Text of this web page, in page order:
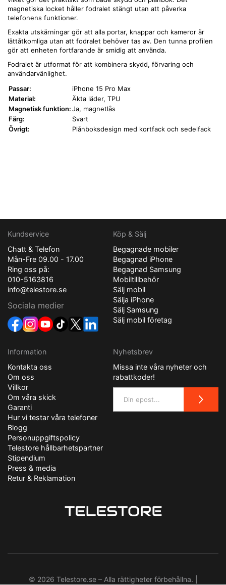
magnetiska locket håller fodralet stängt utan att påverka
telefonens funktioner.
Exakta utskärningar gör att alla portar, knappar och kameror är
lättåtkomliga utan att fodralet behöver tas av. Den tunna profilen
gör att enheten fortfarande är smidig att använda.
Fodralet är utformat för att kombinera skydd, förvaring och
användarvänlighet.
Passar:
iPhone 15 Pro Max
Material:
Äkta läder, TPU
Magnetisk funktion:Ja, magnetlås
Färg:
Svart
Övrigt:
Plånboksdesign med kortfack och sedelfack
Kundservice
Chatt & Telefon
Mån-Fre 09.00 - 17.00
Ring oss på:
010-5163816
info@telestore.se
Sociala medier
Köp & Sälj
Begagnade mobiler
Begagnad iPhone
Begagnad Samsung
Mobiltillbehör
Sälj mobil
Sälja iPhone
Sälj Samsung
Sälj mobil företag
Information
Kontakta oss
Om oss
Villkor
Om våra skick
Garanti
Hur vi testar våra telefoner
Blogg
Personuppgiftspolicy
Telestore hållbarhetspartner
Stipendium
Press & media
Retur & Reklamation
Nyhetsbrev
Missa inte våra nyheter och
rabattkoder!
© 2026 Telestore.se – Alla rättigheter förbehållna. |